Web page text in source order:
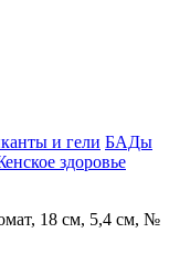
и гели БАДы
здоровье
18 см, 5,4 см, №